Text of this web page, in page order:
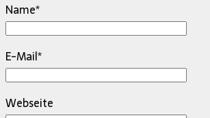
Name*
E-Mail*
Webseite